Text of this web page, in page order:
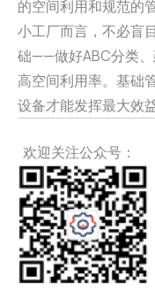
的空间利用和规范的
小工厂而言，不必盲
础——做好ABC分类
高空间利用率。基础
设备才能发挥最大效益
欢迎关注公众号：